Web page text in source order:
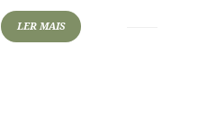
LER MAIS